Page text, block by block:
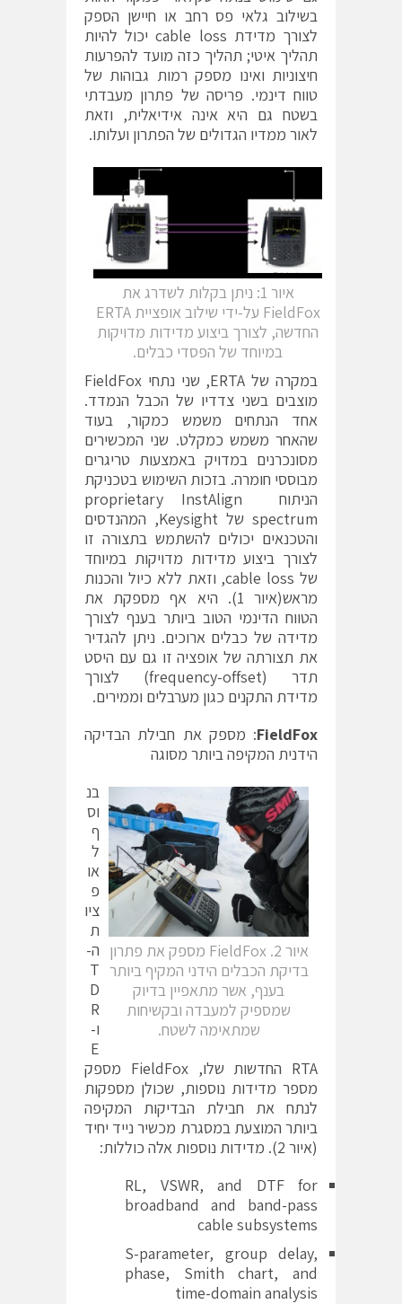
בשילוב גלאי פס רחב או חיישן הספק
לצורך מדידת cable loss יכול להיות
תהליך איטי; תהליך כזה מועד להפרעות
חיצוניות ואינו מספק רמות גבוהות של
טווח דינמי. פריסה של פתרון מעבדתי
בשטח גם היא אינה אידיאלית, וזאת
לאור ממדיו הגדולים של הפתרון ועלותו.
איור 1: ניתן בקלות לשדרג את
FieldFox על-ידי שילוב אופציית ERTA
החדשה, לצורך ביצוע מדידות מדויקות
במיוחד של הפסדי כבלים.
במקרה של ERTA, שני נתחי FieldFox
מוצבים בשני צדדיו של הכבל הנמדד.
אחד הנתחים משמש כמקור, בעוד
שהאחר משמש כמקלט. שני המכשירים
מסונכרנים במדויק באמצעות טריגרים
מבוססי חומרה. בזכות השימוש בטכניקת
הניתוח proprietary InstAlign
spectrum של Keysight, המהנדסים
והטכנאים יכולים להשתמש בתצורה זו
לצורך ביצוע מדידות מדויקות במיוחד
של cable loss, וזאת ללא כיול והכנות
מראש(איור 1). היא אף מספקת את
הטווח הדינמי הטוב ביותר בענף לצורך
מדידה של כבלים ארוכים. ניתן להגדיר
את תצורתה של אופציה זו גם עם היסט
תדר (frequency-offset) לצורך
מדידת התקנים כגון מערבלים וממירים.
FieldFox: מספק את חבילת הבדיקה
הידנית המקיפה ביותר מסוגה
איור 2. FieldFox מספק את פתרון
בדיקת הכבלים הידני המקיף ביותר
בענף, אשר מתאפיין בדיוק
שמספיק למעבדה ובקשיחות
שמתאימה לשטח.
בנ
וס
ף
ל
או
פ
ציו
ת
ה-
T
D
R
ו-
E
RTA החדשות שלו, FieldFox מספק
מספר מדידות נוספות, שכולן מספקות
לנתח את חבילת הבדיקות המקיפה
ביותר המוצעת במסגרת מכשיר נייד יחיד
(איור 2). מדידות נוספות אלה כוללות:
RL, VSWR, and DTF for
broadband and band-pass
cable subsystems
S-parameter, group delay,
phase, Smith chart, and
time-domain analysis